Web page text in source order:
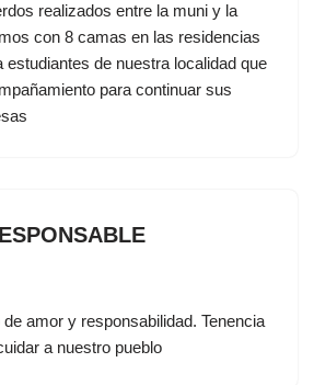
realizados entre la muni y la
con 8 camas en las residencias
estudiantes de nuestra localidad que
para continuar sus
amor y responsabilidad. Tenencia
a nuestro pueblo